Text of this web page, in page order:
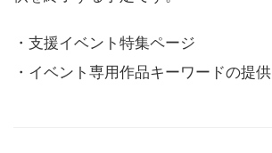
・支援イベント特集ページ
・イベント専用作品キーワードの提供